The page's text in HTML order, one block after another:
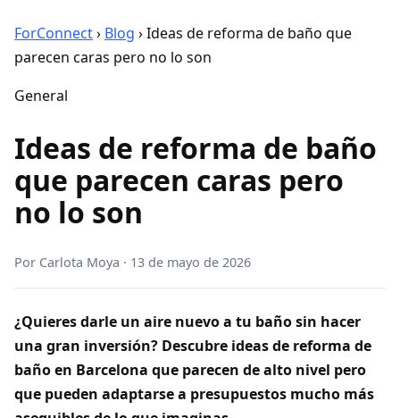
ForConnect› Blog ›Ideas de reforma de baño que
parecen caras pero no lo son
General
Ideas de reforma de baño
que parecen caras pero
no lo son
Por Carlota Moya · 13 de mayo de 2026
¿Quieres darle un aire nuevo a tu baño sin hacer
una gran inversión? Descubre ideas de reforma de
baño en Barcelona que parecen de alto nivel pero
que pueden adaptarse a presupuestos mucho más